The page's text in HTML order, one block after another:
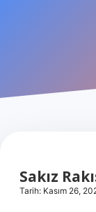
Sakız
Tarih: Kasım 26,